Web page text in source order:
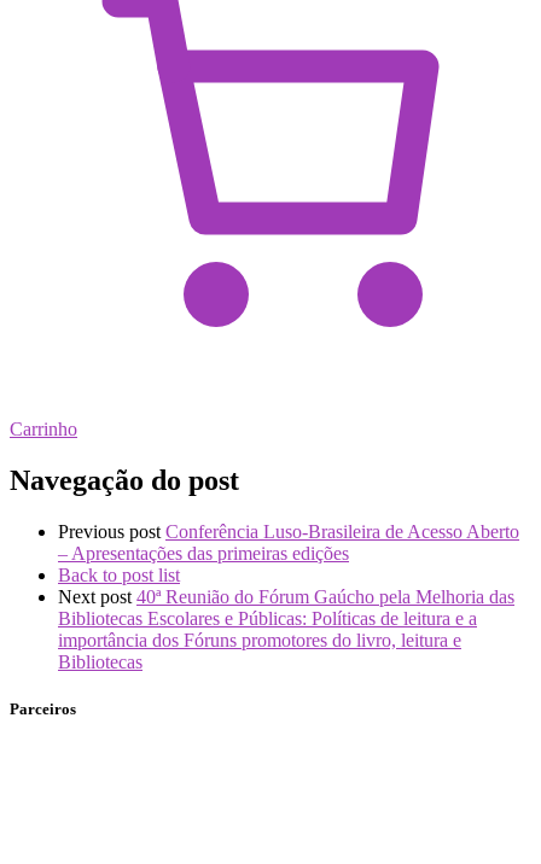
Carrinho
Navegação do post
Previous post Conferência Luso-Brasileira de Acesso Aberto
– Apresentações das primeiras edições
Back to post list
Next post 40ª Reunião do Fórum Gaúcho pela Melhoria das
Bibliotecas Escolares e Públicas: Políticas de leitura e a
importância dos Fóruns promotores do livro, leitura e
Bibliotecas
Parceiros